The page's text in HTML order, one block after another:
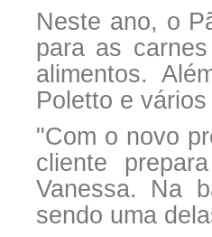
Neste ano, o
para as
alimentos.
Poletto e
"Com o novo
cliente
Vanessa. Na
sendo uma